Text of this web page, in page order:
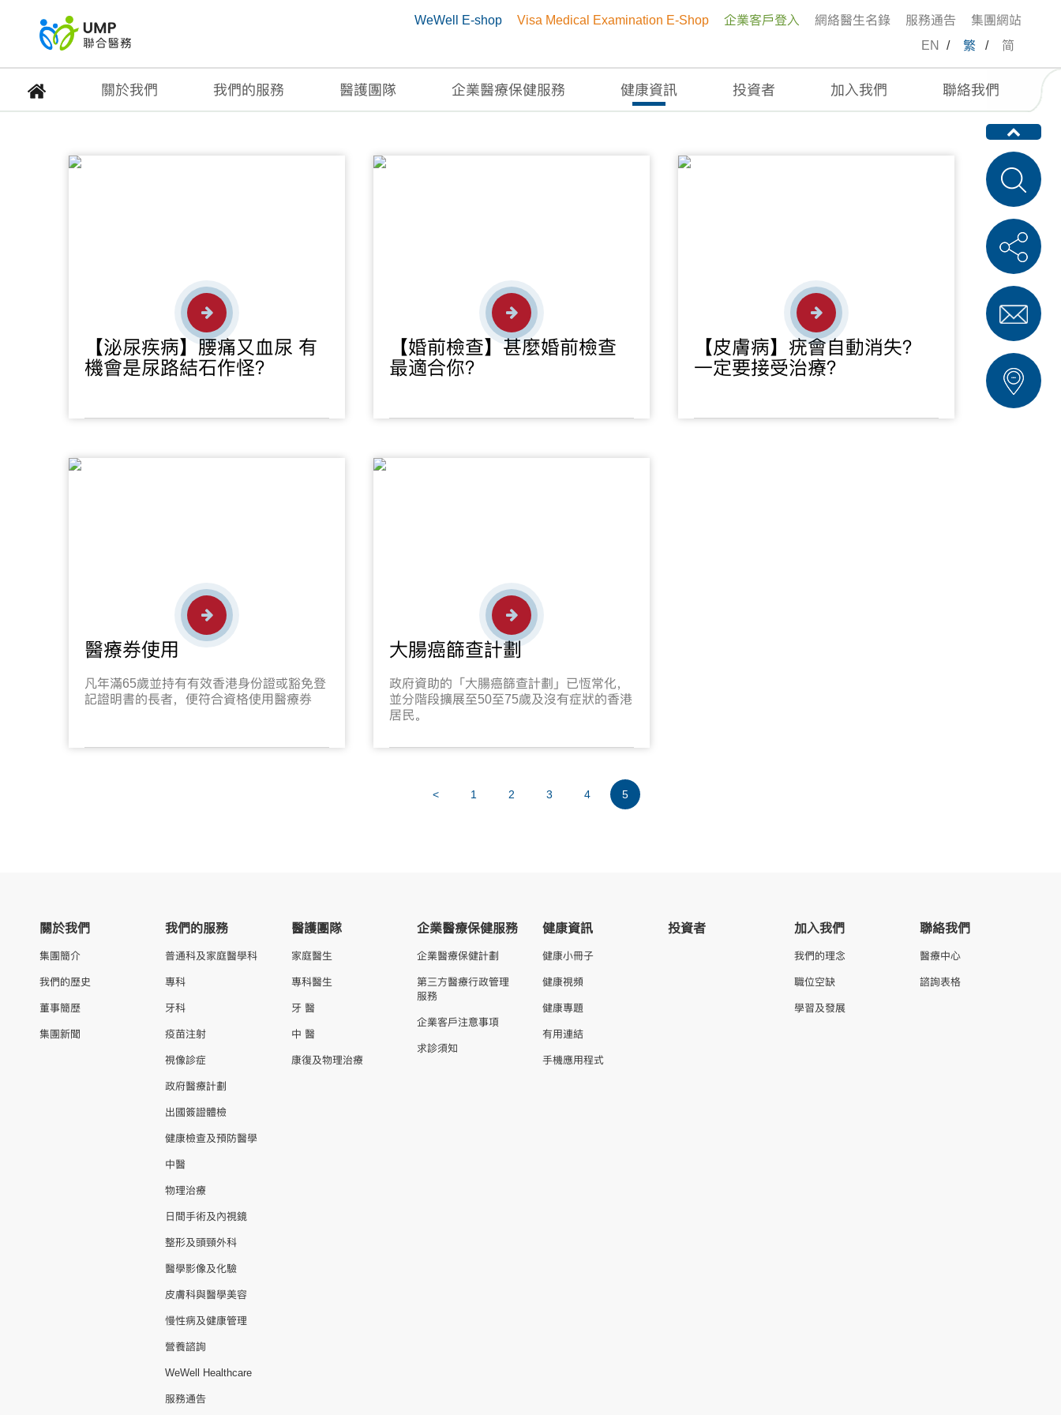
WeWell E-shop Visa Medical Examination E-Shop 企業客戶登入 網絡醫生名錄 服務通告
集團網站
EN
/ 繁 / 简
關於我們 我們的服務 醫護團隊 企業醫療保健服務 健康資訊 投資者 加入我們 聯絡我們
健康專題
【泌尿疾病】腰痛又血尿 有
機會是尿路結石作怪？
【婚前檢查】甚麼婚前檢查
最適合你？
【皮膚病】疣會自動消失？
一定要接受治療？
醫療券使用
凡年滿65歲並持有有效香港身份證或豁免登
記證明書的長者，便符合資格使用醫療券
大腸癌篩查計劃
政府資助的「大腸癌篩查計劃」已恆常化，
並分階段擴展至50至75歲及沒有症狀的香港
居民。
< 1 2 3 4 5
關於我們
集團簡介
我們的歷史
董事簡歷
集團新聞
我們的服務
普通科及家庭醫學科
專科
牙科
疫苗注射
視像診症
政府醫療計劃
出國簽證體檢
健康檢查及預防醫學
中醫
物理治療
日間手術及內視鏡
整形及頭頸外科
醫學影像及化驗
皮膚科與醫學美容
慢性病及健康管理
營養諮詢
WeWell Healthcare
服務通告
醫護團隊
家庭醫生
專科醫生
牙 醫
中 醫
康復及物理治療
企業醫療保健服務
企業醫療保健計劃
第三方醫療行政管理
服務
企業客戶注意事項
求診須知
健康資訊
健康小冊子
健康視頻
健康專題
有用連結
手機應用程式
投資者 加入我們
我們的理念
職位空缺
學習及發展
聯絡我們
醫療中心
諮詢表格